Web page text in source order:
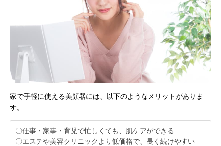
家で手軽に使える美顔器には、以下のようなメリットがありま
す。
〇仕事・家事・育児で忙しくても、肌ケアができる
〇エステや美容クリニックより低価格で、長く続けやすい